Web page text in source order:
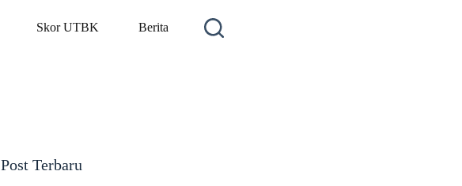
Skor UTBK Berita
Post Terbaru